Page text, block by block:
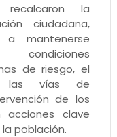
recalcaron la
ciudadana,
mantenerse
de riesgo, el
las vías de
de los
acciones clave
población.